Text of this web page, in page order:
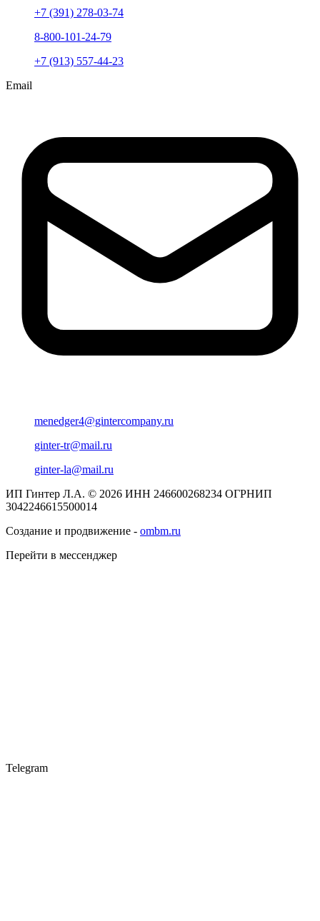
+7 (391) 278-03-74
8-800-101-24-79
+7 (913) 557-44-23
Email
menedger4@gintercompany.ru
ginter-tr@mail.ru
ginter-la@mail.ru
ИП Гинтер Л.А. © 2026 ИНН 246600268234 ОГРНИП
3042246615500014
Создание и продвижение - ombm.ru
Перейти в мессенджер
Telegram